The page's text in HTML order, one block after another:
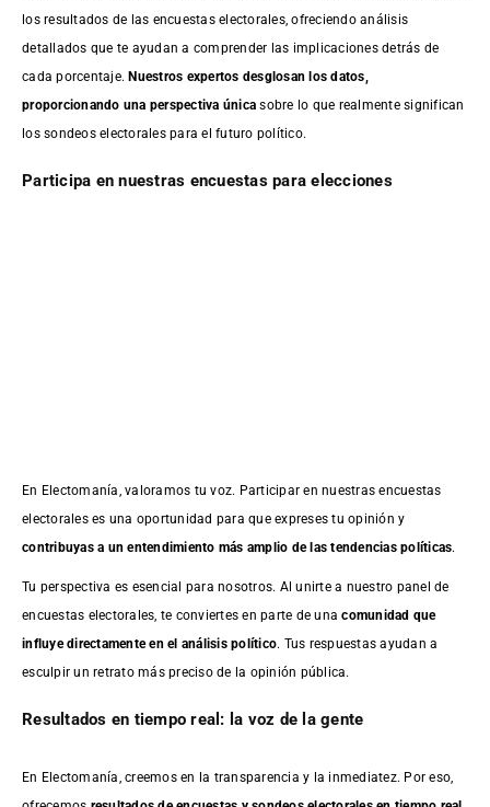
los resultados de las encuestas electorales, ofreciendo análisis
detallados que te ayudan a comprender las implicaciones detrás de
cada porcentaje.Nuestros expertos desglosan los datos,
proporcionando una perspectiva única sobre lo que realmente significan
los sondeos electorales para el futuro político.
Participa en nuestras encuestas para elecciones
En Electomanía, valoramos tu voz. Participar en nuestras encuestas
electorales es una oportunidad para que expreses tu opinión y
contribuyas a un entendimiento más amplio de las tendencias políticas.
Tu perspectiva es esencial para nosotros. Al unirte a nuestro panel de
encuestas electorales, te conviertes en parte de unacomunidad que
influye directamente en el análisis político. Tus respuestas ayudan a
esculpir un retrato más preciso de la opinión pública.
Resultados en tiempo real: la voz de la gente
En Electomanía, creemos en la transparencia y la inmediatez. Por eso,